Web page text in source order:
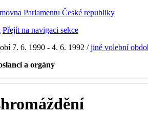
Přejít na navigaci sekce
7. 6. 1990 - 4. 6. 1992 /jiné volební
a orgány